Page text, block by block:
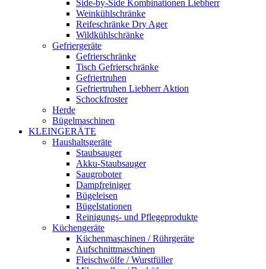
Side-by-Side Kombinationen Liebherr
Weinkühlschränke
Reifeschränke Dry Ager
Wildkühlschränke
Gefriergeräte
Gefrierschränke
Tisch Gefrierschränke
Gefriertruhen
Gefriertruhen Liebherr Aktion
Schockfroster
Herde
Bügelmaschinen
KLEINGERÄTE
Haushaltsgeräte
Staubsauger
Akku-Staubsauger
Saugroboter
Dampfreiniger
Bügeleisen
Bügelstationen
Reinigungs- und Pflegeprodukte
Küchengeräte
Küchenmaschinen / Rührgeräte
Aufschnittmaschinen
Fleischwölfe / Wurstfüller